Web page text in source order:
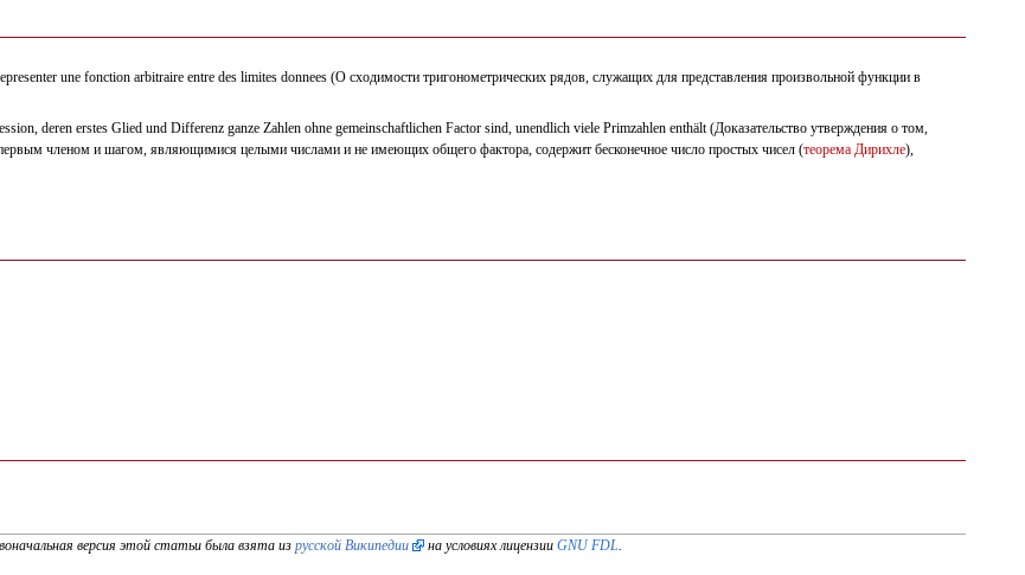
une fonction arbitraire entre des limites donnees (О сходимости тригонометрических рядов, служащих для представления произвольной функции в
deren erstes Glied und Differenz ganze Zahlen ohne gemeinschaftlichen Factor sind, unendlich viele Primzahlen enthält (Доказательство утверждения о том,
членом и шагом, являющимися целыми числами и не имеющих общего фактора, содержит бесконечное число простых чисел (теорема Дирихле),
версия этой статьи была взята из русской Википедии на условиях лицензии GNU FDL.